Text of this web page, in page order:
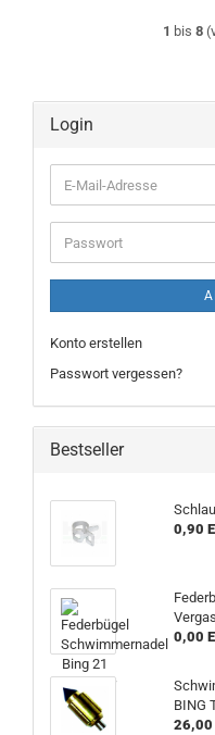
1 bis 8
Login
E-
Mail-
Adresse
Passwort
Konto erstellen
Passwort vergessen?
Bestseller
0,90
0,00
BING
26,00